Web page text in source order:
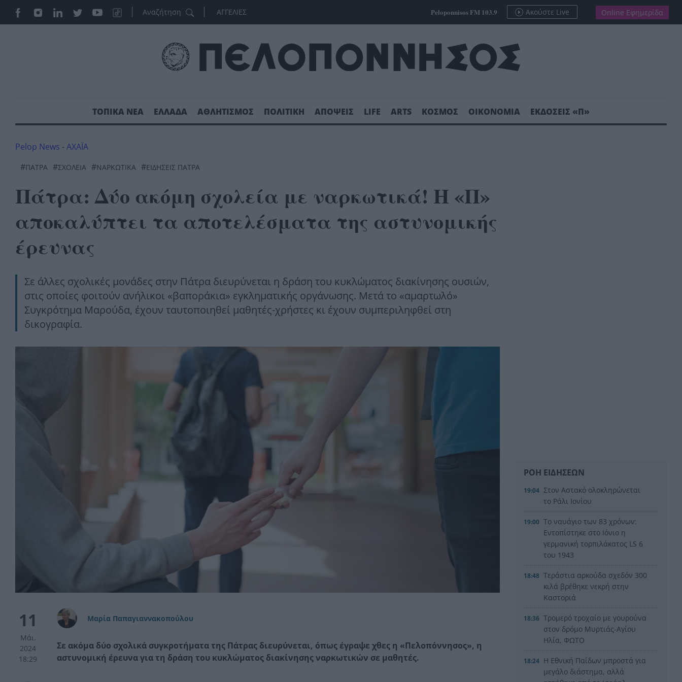
ΑΓΓΕΛΙΕΣ Peloponnisos FM 103.9 Ακούστε Live Online Εφημερίδα
ΤΟΠΙΚΑ ΝΕΑ ΕΛΛΑΔΑ ΑΘΛΗΤΙΣΜΟΣ ΠΟΛΙΤΙΚΗ ΑΠΟΨΕΙΣ LIFE ARTS ΚΟΣΜΟΣ ΟΙΚΟΝΟΜΙΑ ΕΚΔΟΣΕΙΣ «Π»
Pelop News -ΑΧΑΪΑ
#ΠΆΤΡΑ #ΣΧΟΛΕΊΑ #ΝΑΡΚΩΤΙΚΆ #ΕΙΔΗΣΕΙΣ ΠΑΤΡΑ
Πάτρα: Δύο ακόμη σχολεία με ναρκωτικά! Η «Π»
αποκαλύπτει τα αποτελέσματα της αστυνομικής
έρευνας
Σε άλλες σχολικές μονάδες στην Πάτρα διευρύνεται η δράση του κυκλώματος διακίνησης ουσιών,
στις οποίες φοιτούν ανήλικοι «βαποράκια» εγκληματικής οργάνωσης. Mετά το «αμαρτωλό»
Συγκρότημα Μαρούδα, έχουν ταυτοποιηθεί μαθητές-χρήστες κι έχουν συμπεριληφθεί στη
δικογραφία.
11
Μάι.
2024
18:29
Μαρία Παπαγιαννακοπούλου
Σε ακόμα δύο σχολικά συγκροτήματα της Πάτρας διευρύνεται, όπως έγραψε χθες η «Πελοπόννησος», η
αστυνομική έρευνα για τη δράση του κυκλώματος διακίνησης ναρκωτικών σε μαθητές.
ΡΟΗ ΕΙΔΗΣΕΩΝ
19:04 Στον Αστακό ολοκληρώνεται
το Ράλι Ιονίου
19:00 Το ναυάγιο των 83 χρόνων:
Εντοπίστηκε στο Ιόνιο η
γερμανική τορπιλάκατος LS 6
του 1943
18:48 Τεράστια αρκούδα σχεδόν 300
κιλά βρέθηκε νεκρή στην
Καστοριά
18:36 Τρομερό τροχαίο με γουρούνα
στον δρόμο Μυρτιάς-Αγίου
Ηλία, ΦΩΤΟ
18:24 Η Εθνική Παίδων μπροστά για
μεγάλο διάστημα, αλλά